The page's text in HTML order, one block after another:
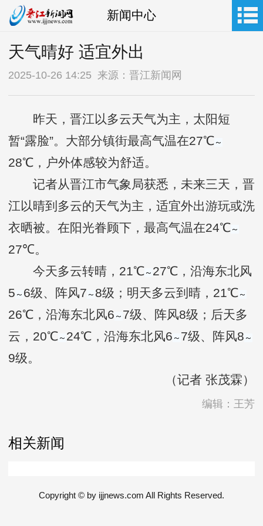
新闻中心
天气晴好 适宜外出
2025-10-26 14:25 来源：晋江新闻网
昨天，晋江以多云天气为主，太阳短
暂“露脸”。大部分镇街最高气温在27℃ ～
28℃，户外体感较为舒适。
记者从晋江市气象局获悉，未来三天，晋
江以晴到多云的天气为主，适宜外出游玩或洗
衣晒被。在阳光眷顾下，最高气温在24℃ ～
27℃。
今天多云转晴，21℃ ～ 27℃，沿海东北风
5 ～ 6级、阵风7 ～ 8级；明天多云到晴，21℃ ～
26℃，沿海东北风6 ～ 7级、阵风8级；后天多
云，20℃ ～ 24℃，沿海东北风6 ～ 7级、阵风8 ～
9级。
（记者 张茂霖）
编辑：王芳
相关新闻
Copyright © by ijjnews.com All Rights Reserved.